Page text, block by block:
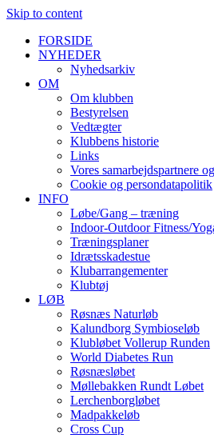
Skip to content
FORSIDE
NYHEDER
Nyhedsarkiv
OM
Om klubben
Bestyrelsen
Vedtægter
Klubbens historie
Links
Vores samarbejdspartnere
Cookie og persondatapolitik
INFO
Løbe/Gang – træning
Indoor-Outdoor Fitness/
Træningsplaner
Idrætsskadestue
Klubarrangementer
Klubtøj
LØB
Røsnæs Naturløb
Kalundborg Symbioseløb
Klubløbet Vollerup Runden
World Diabetes Run
Røsnæsløbet
Møllebakken Rundt Løbet
Lerchenborgløbet
Madpakkeløb
Cross Cup